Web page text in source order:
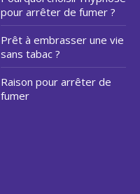
pour arrêter de fumer ?
Prêt à embrasser une vie
sans tabac ?
Raison pour arrêter de
fumer